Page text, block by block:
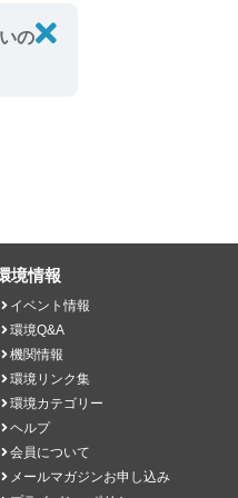
の
境情報
イベント情報
環境Q&A
機関情報
環境リンク集
環境カテゴリー
ヘルプ
会員について
メールマガジンお申し込み